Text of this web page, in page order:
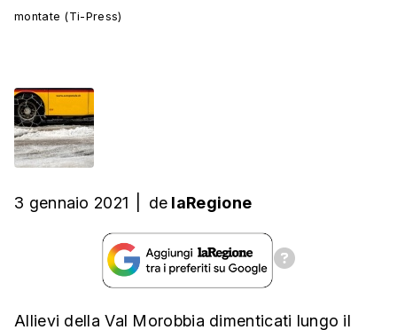
montate (Ti-Press)
3 gennaio 2021 de laRegione
Allievi della Val Morobbia dimenticati lungo il